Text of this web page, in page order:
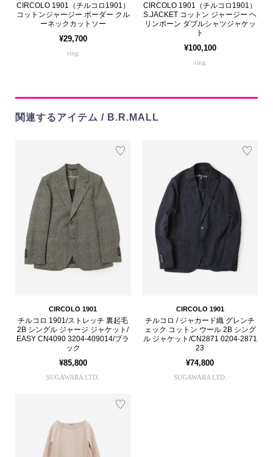
CIRCOLO 1901（チルコロ1901）
コットンジャージー ボーダー クル
ーネックカットソー
¥29,700
ring
CIRCOLO 1901（チルコロ1901）
S.JACKET コットン ジャージー ヘ
リンボーン ダブルシャツジャケッ
ト
¥100,100
ring
関連するアイテム / B.R.MALL
CIRCOLO 1901
チルコロ 1901/ストレッチ 裏起毛
2B シングル ジャージ ジャケット/
EASY CN4090 3204-409014/ブラ
ック
¥85,800
SUGAWARA LTD.
CIRCOLO 1901
チルコロ / ジャカード織 グレンチ
ェック コットン ウール 2B シング
ル ジャケット/CN2871 0204-2871
23
¥74,800
SUGAWARA LTD.